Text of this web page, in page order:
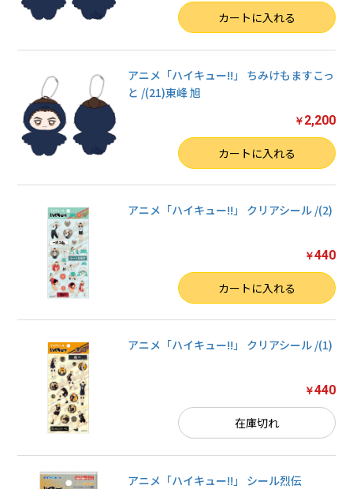
カートに入れる
アニメ「ハイキュー!!」 ちみけもますこっ
と /(21)東峰 旭
￥ 2,200
カートに入れる
アニメ「ハイキュー!!」 クリアシール /(2)
￥440
カートに入れる
アニメ「ハイキュー!!」 クリアシール /(1)
￥440
在庫切れ
アニメ「ハイキュー!!」 シール烈伝